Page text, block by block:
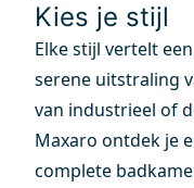
Kies je stijl
Elke stijl vertelt
serene uitstraling
van industrieel of
Maxaro ontdek je
complete